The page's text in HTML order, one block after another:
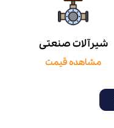
شیرآلات صنعتی
مشاهده قیمت